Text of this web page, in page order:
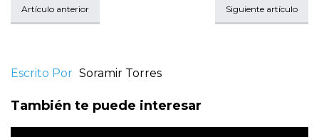
Artículo anterior Siguiente artículo
Escrito Por Soramir Torres
También te puede interesar